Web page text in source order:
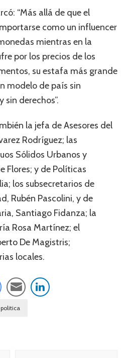
“Más allá de que el
como un influencer
mientras en la
por los precios de los
su estafa más grande
modelo de país sin
derechos”.
la jefa de Asesores del
Rodríguez; las
Sólidos Urbanos y
Flores; y de Políticas
los subsecretarios de
Rubén Pascolini, y de
Santiago Fidanza; la
Rosa Martínez; el
De Magistris;
locales.